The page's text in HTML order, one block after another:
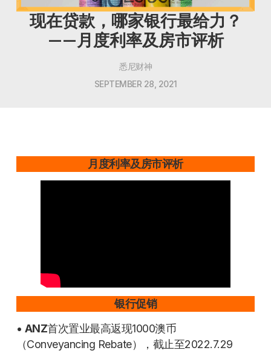
现在贷款，哪家银行最给力？
——月度利率及房市评析
悉尼财神
SEPTEMBER 28, 2021
月度利率及房市评析
银行促销
• ANZ首次置业最高返现1000澳币
（Conveyancing Rebate），截止至2022.7.29